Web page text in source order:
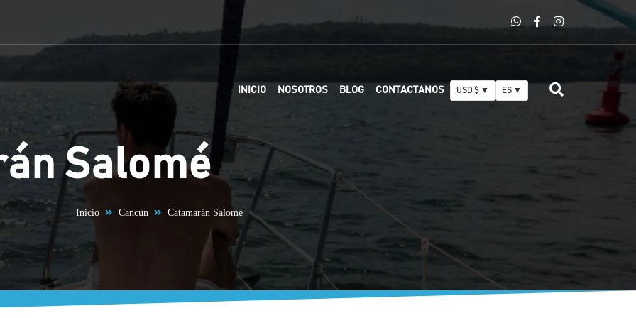
INICIO NOSOTROS BLOG CONTACTANOS USD $ ▼ ES ▼
Salomé
Inicio Cancún Catamarán Salomé